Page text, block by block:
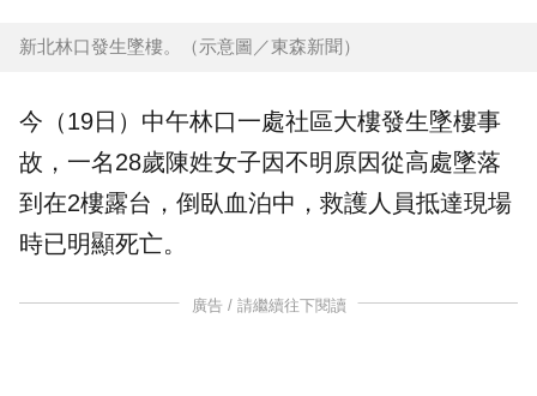
新北林口發生墜樓。（示意圖／東森新聞）
今（19日）中午林口一處社區大樓發生墜樓事
故，一名28歲陳姓女子因不明原因從高處墜落
到在2樓露台，倒臥血泊中，救護人員抵達現場
時已明顯死亡。
廣告 / 請繼續往下閱讀